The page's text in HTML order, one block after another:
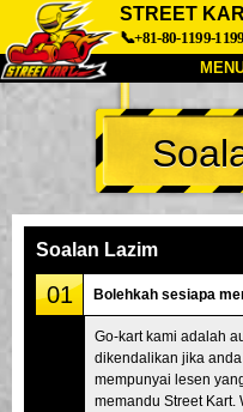
STREET
📞+81-80-1199-1199
Tentang
Syarikat
Tokyo Shinagawa
Tokyo Akihabara#2
Tokyo Shibuya Annex
Soalan Lazim
01 Bolehkah sesiapa
Go-kart kami adalah
dikendalikan jika
mempunyai lesen
memandu Street Kart.